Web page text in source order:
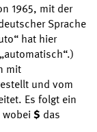
1965, mit der
Sprache
hat hier
mit
und vom
Es folgt ein
$ das